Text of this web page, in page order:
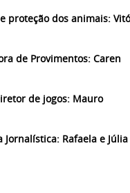
proteção dos animais:
de Provimentos: Caren
de jogos: Mauro
Jornalística: Rafaela e Júlia